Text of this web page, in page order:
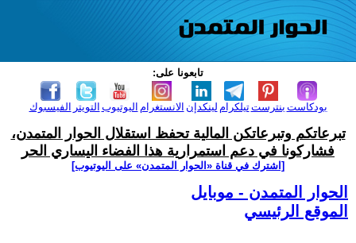
تابعونا على:
الفيسبوك التويتر اليوتيوب الانستغرام لينكدإن تيلكرامبنترست بودكاست
تبرعاتكم وتبرعاتكن المالية تحفظ استقلال الحوار المتمدن،
فشاركونا في دعم استمرارية هذا الفضاء اليساري الحر
[اشترك في قناة ‫«الحوار المتمدن» على اليوتيوب]
الحوار المتمدن - موبايل
الموقع الرئيسي